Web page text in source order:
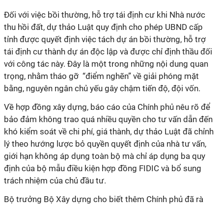
Đối với việc bồi thường, hỗ trợ tái định cư khi Nhà nước
thu hồi đất, dự thảo Luật quy định cho phép UBND cấp
tỉnh được quyết định việc tách dự án bồi thường, hỗ trợ
tái định cư thành dự án độc lập và được chỉ định thầu đối
với công tác này. Đây là một trong những nội dung quan
trọng, nhằm tháo gỡ “điểm nghẽn” về giải phóng mặt
bằng, nguyên ngân chủ yếu gây chậm tiến độ, đội vốn.
Về hợp đồng xây dựng, báo cáo của Chính phủ nêu rõ để
bảo đảm không trao quá nhiều quyền cho tư vấn dẫn đến
khó kiểm soát về chi phí, giá thành, dự thảo Luật đã chỉnh
lý theo hướng lược bỏ quyền quyết định của nhà tư vấn,
giới hạn không áp dụng toàn bộ mà chỉ áp dụng ba quy
định của bộ mẫu điều kiện hợp đồng FIDIC và bổ sung
trách nhiệm của chủ đầu tư.
Bộ trưởng Bộ Xây dựng cho biết thêm Chính phủ đã rà